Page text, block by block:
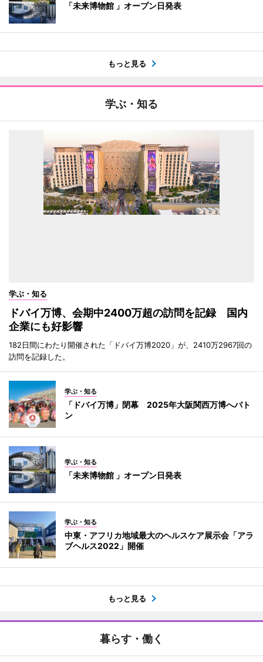
「未来博物館 」オープン日発表
もっと見る
学ぶ・知る
学ぶ・知る
ドバイ万博、会期中2400万超の訪問を記録 国内
企業にも好影響
182日間にわたり開催された「ドバイ万博2020」が、2410万2967回の
訪問を記録した。
学ぶ・知る
「ドバイ万博」閉幕 2025年大阪関西万博へバト
ン
学ぶ・知る
「未来博物館 」オープン日発表
学ぶ・知る
中東・アフリカ地域最大のヘルスケア展示会「アラ
ブヘルス2022」開催
もっと見る
暮らす・働く